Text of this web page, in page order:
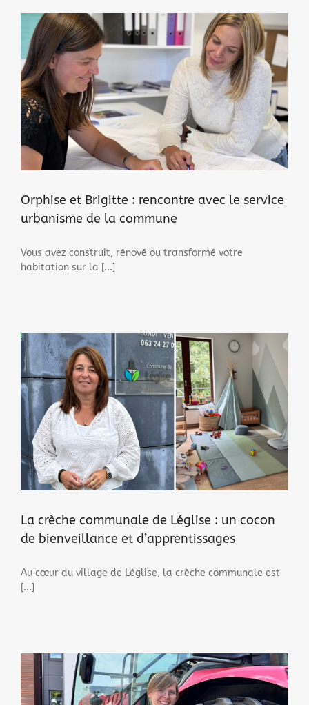
Orphise et Brigitte : rencontre avec le service
urbanisme de la commune
Vous avez construit, rénové ou transformé votre
habitation sur la [...]
La crèche communale de Léglise : un cocon
de bienveillance et d’apprentissages
Au cœur du village de Léglise, la crèche communale est
[...]